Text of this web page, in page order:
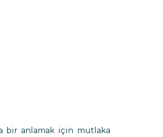
bir anlamak için mutlaka